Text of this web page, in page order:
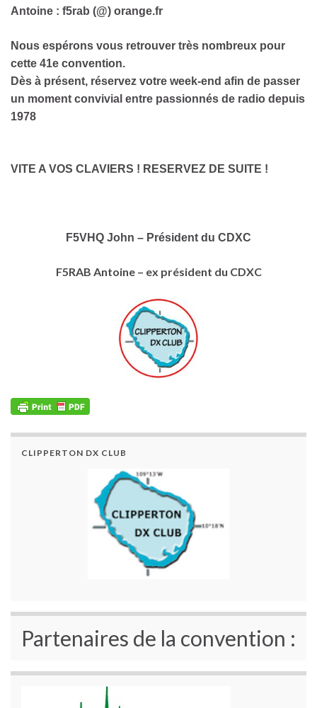
Antoine : f5rab (@) orange.fr
Nous espérons vous retrouver très nombreux pour
cette 41e convention.
Dès à présent, réservez votre week-end afin de passer
un moment convivial entre passionnés de radio depuis
1978
VITE A VOS CLAVIERS ! RESERVEZ DE SUITE !
F5VHQ John – Président du CDXC
F5RAB Antoine – ex président du CDXC
CLIPPERTON DX CLUB
Partenaires de la convention :